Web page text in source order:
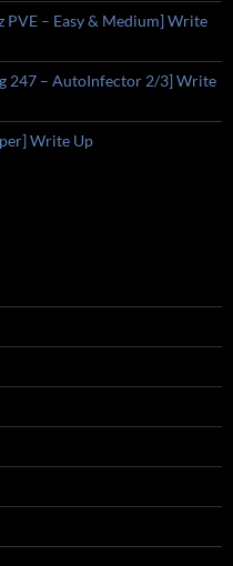
– Easy & Medium] Write
247 – AutoInfector 2/3] Write
Write Up